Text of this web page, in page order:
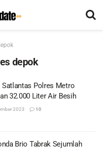
depok
Satlantas Polres Metro
32.000 Liter Air Besih
2023 10
Brio Tabrak Sejumlah